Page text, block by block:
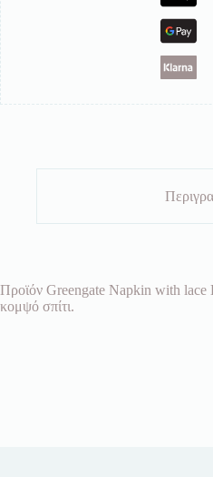
Προϊόν Greengate Napkin with lace
κομψό σπίτι.